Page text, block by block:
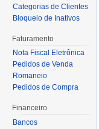
Categorias de Clientes
Bloqueio de Inativos
Faturamento
Nota Fiscal Eletrônica
Pedidos de Venda
Romaneio
Pedidos de Compra
Financeiro
Bancos